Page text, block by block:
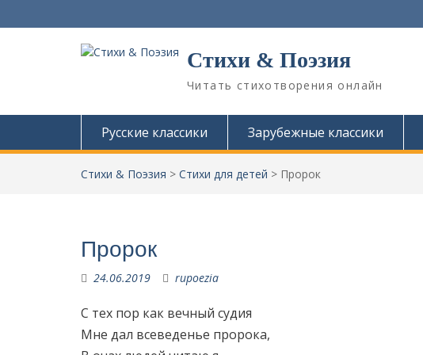
е
о
Стихи & Поэзия
Читать стихотворения онлайн
Русские классики Зарубежные классики
Стихи & Поэзия > Стихи для детей > Пророк
Пророк
24.06.2019 rupoezia
С тех пор как вечный судия
Мне дал всеведенье пророка,